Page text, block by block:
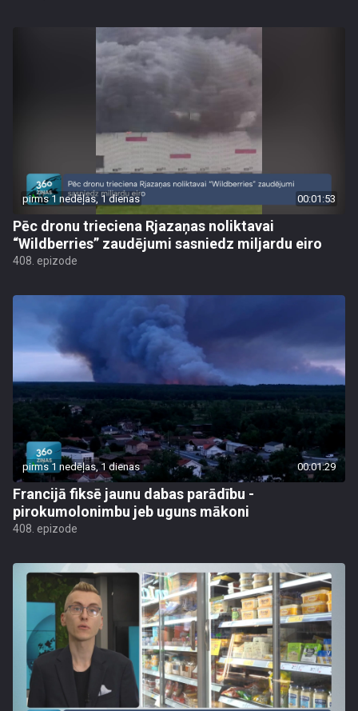
pirms 1 nedēļas, 1 dienas 00:01:53
Pēc dronu trieciena Rjazaņas noliktavai
“Wildberries” zaudējumi sasniedz miljardu eiro
408. epizode
pirms 1 nedēļas, 1 dienas 00:01:29
Francijā fiksē jaunu dabas parādību -
pirokumolonimbu jeb uguns mākoni
408. epizode